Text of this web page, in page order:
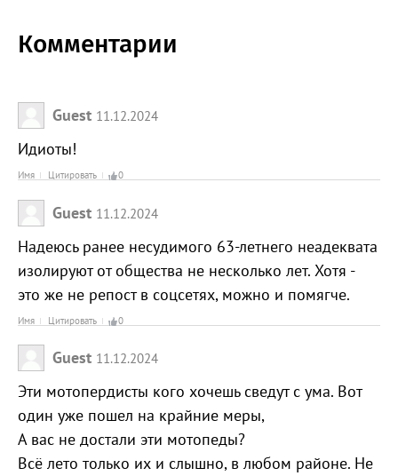
Комментарии
Guest 11.12.2024
Идиоты!
Имя Цитировать 0
Guest 11.12.2024
Надеюсь ранее несудимого 63-летнего неадеквата
изолируют от общества не несколько лет. Хотя -
это же не репост в соцсетях, можно и помягче.
Имя Цитировать 0
Guest 11.12.2024
Эти мотопердисты кого хочешь сведут с ума. Вот
один уже пошел на крайние меры,
А вас не достали эти мотопеды?
Всё лето только их и слышно, в любом районе. Не